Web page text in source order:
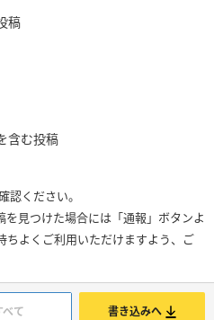
稿
含む投稿
認ください。
見つけた場合には「通報」ボタンよ
ちよくご利用いただけますよう、ご
べて 書き込みへ